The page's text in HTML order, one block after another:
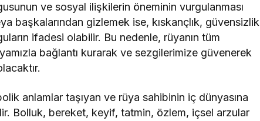
ve sosyal ilişkilerin öneminin vurgulanması
başkalarından gizlemek ise, kıskançlık, güvensizlik
ifadesi olabilir. Bu nedenle, rüyanın tüm
bağlantı kurarak ve sezgilerimize güvenerek
anlamlar taşıyan ve rüya sahibinin iç dünyasına
Bolluk, bereket, keyif, tatmin, özlem, içsel arzular